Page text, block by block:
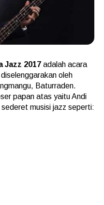
Jazz 2017 adalah acara
oleh
Baturraden.
papan atas yaitu Andi
musisi jazz seperti: